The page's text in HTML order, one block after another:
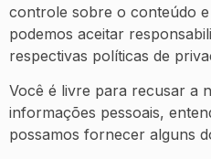
controle sobre o conteúdo
podemos aceitar
respectivas políticas de
Você é livre para recusar a
informações pessoais,
possamos fornecer alguns